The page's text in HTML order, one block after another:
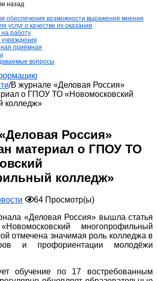
назад
обеспечения возможности выражения мнения
услуг о качестве их оказания
на работу
учреждения
приёмная
вопросы
/В журнале «Деловая Россия»
о ГПОУ ТО «Новомосковский
колледж»
Россия»
материал о ГПОУ ТО
колледж»
64 Просмотр(ы)
«Деловая Россия» вышла статья
многопрофильный
отмечена значимая роль колледжа в
и профориентации молодёжи
обучение по 17 востребованным